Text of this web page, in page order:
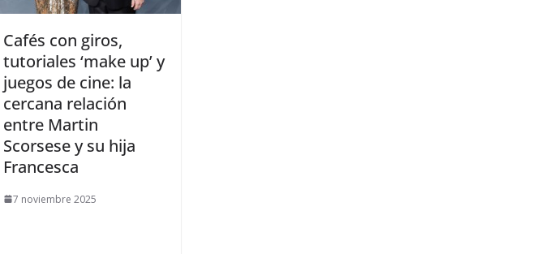
​Cafés con giros,
tutoriales ‘make up’ y
juegos de cine: la
cercana relación
entre Martin
Scorsese y su hija
Francesca
7 noviembre 2025